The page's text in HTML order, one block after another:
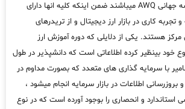
سطح استادی از موسسه جهانی AWQ میباشند ضمن اینکه کلیه انها دارای
و تجربه کاری در بازار ارز دیجیتال و از تریدرهای
مرکز هستند. یکی از دلایلی که دوره آموزش ارز
خود بینظیر کرده اطلاعاتی است که دانشپذیر در طول
با سرمایه گذاری های متعدد که بصورت مداوم در
اطلاعات در بازار سرمایه انجام میشود ،
استاندارد و انحصاری را بوجود آورده است که در نوع